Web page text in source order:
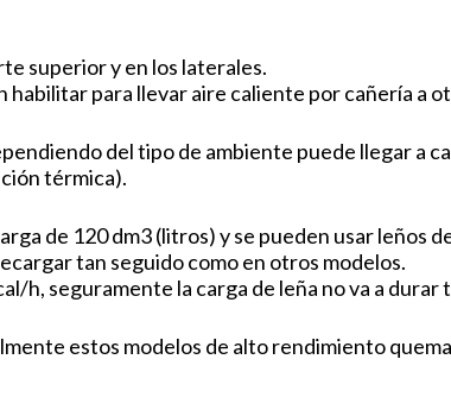
superior y en los laterales.
para llevar aire caliente por cañería a
del tipo de ambiente puede llegar a
térmica).
de 120 dm3 (litros) y se pueden usar leños
tan seguido como en otros modelos.
h, seguramente la carga de leña no va a durar
estos modelos de alto rendimiento